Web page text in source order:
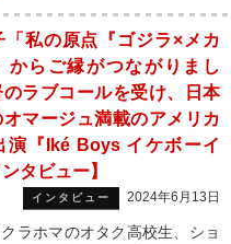
「私の原点『ゴジラ×メカ
からご縁がつながりまし
のラブコールを受け、日本
マージュ満載のアメリカ
演『Iké Boys イケボーイ
タビュー】
インタビュー 2024年6月13日
ラホマのオタク高校生、ショ